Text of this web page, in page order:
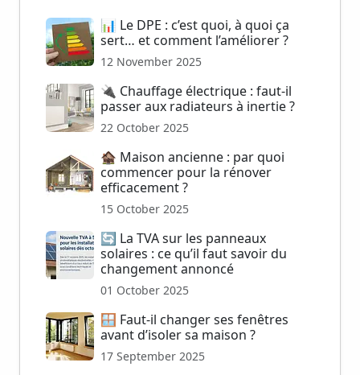
📊 Le DPE : c’est quoi, à quoi ça
sert… et comment l’améliorer ?
12 November 2025
🔌 Chauffage électrique : faut-il
passer aux radiateurs à inertie ?
22 October 2025
🏚️ Maison ancienne : par quoi
commencer pour la rénover
efficacement ?
15 October 2025
🔄 La TVA sur les panneaux
solaires : ce qu’il faut savoir du
changement annoncé
01 October 2025
🪟 Faut-il changer ses fenêtres
avant d’isoler sa maison ?
17 September 2025